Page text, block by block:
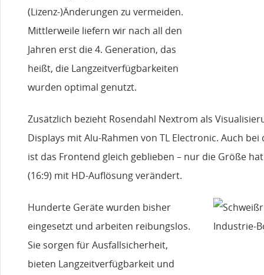
(Lizenz-)Änderungen zu vermeiden.
Mittlerweile liefern wir nach all den
Jahren erst die 4. Generation, das
heißt, die Langzeitverfügbarkeiten
wurden optimal genutzt.
Zusätzlich bezieht Rosendahl Nextrom als
Displays mit Alu-Rahmen von TL Electronic. Auch
ist das Frontend gleich geblieben – nur die Größe
(16:9) mit HD-Auflösung verändert.
Hunderte Geräte wurden bisher
eingesetzt und arbeiten reibungslos.
Sie sorgen für Ausfallsicherheit,
bieten Langzeitverfügbarkeit und